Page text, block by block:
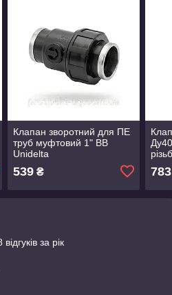
Клапан зворотний для ПЕ
труб муфтовий 1" ВВ
Unidelta
539₴ 783
за рік